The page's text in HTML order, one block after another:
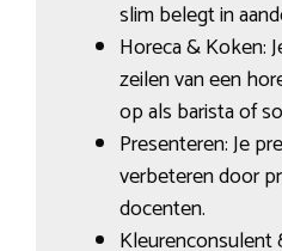
slim belegt in
Horeca & Koken:
zeilen van een
op als barista of
Presenteren: Je
verbeteren door
docenten.
Kleurenconsulent